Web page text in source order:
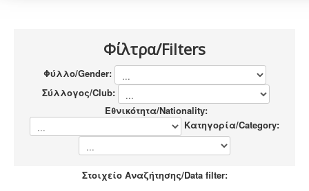
Φίλτρα/Filters
Φύλλο/Gender:
Σύλλογος/Club:
Εθνικότητα/Nationality:
Κατηγορία/Category:
Στοιχείο Αναζήτησης/Data filter: